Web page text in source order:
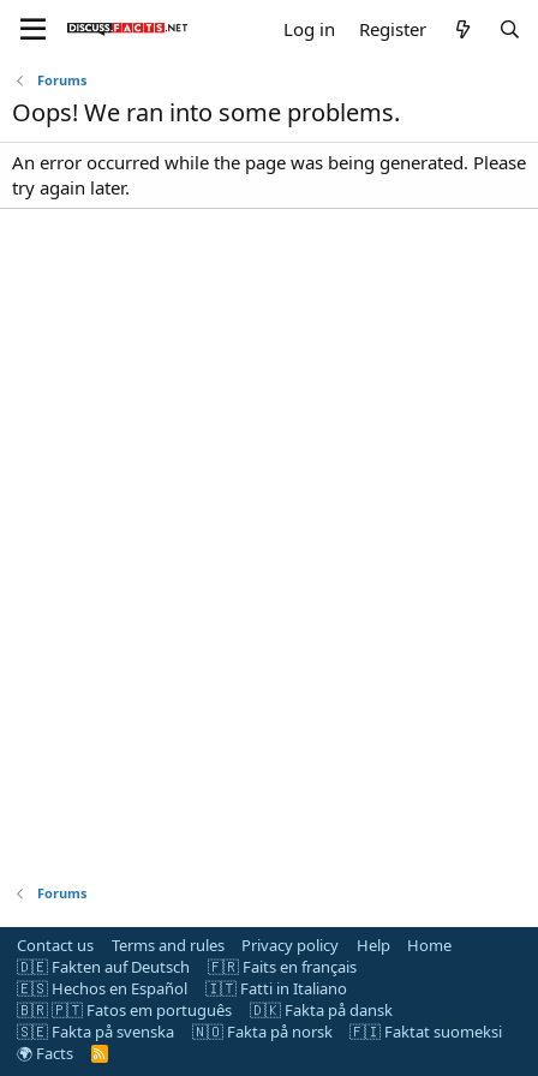
Log in Register
Forums
Oops! We ran into some problems.
An error occurred while the page was being generated. Please
try again later.
Forums
Contact us Terms and rules Privacy policy Help
Home
🇩🇪 Fakten auf Deutsch
🇫🇷 Faits en français
🇪🇸 Hechos en Español
🇮🇹 Fatti in Italiano
🇧🇷 🇵🇹 Fatos em português
🇩🇰 Fakta på dansk
🇸🇪 Fakta på svenska
🇳🇴 Fakta på norsk
🇫🇮 Faktat suomeksi
🌍 Facts
R